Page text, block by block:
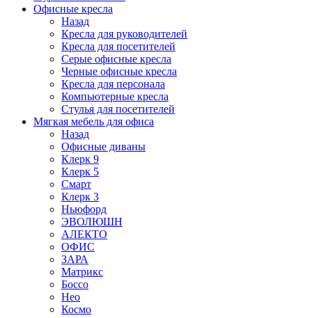
Офисные кресла
Назад
Кресла для руководителей
Кресла для посетителей
Серые офисные кресла
Черные офисные кресла
Кресла для персонала
Компьютерные кресла
Стулья для посетителей
Мягкая мебель для офиса
Назад
Офисные диваны
Клерк 9
Клерк 5
Смарт
Клерк 3
Ньюфорд
ЭВОЛЮШН
АЛЕКТО
ОФИС
ЗАРА
Матрикс
Боссо
Нео
Космо